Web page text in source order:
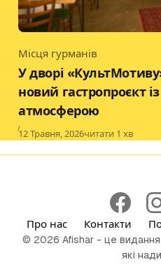
Category
Місця гурманів
У дворі
новий гастропроєкт
атмосферою
Published
12 Травня, 2026читати 1 хв
Про нас Контакти
© 2026 Afishar - це видання
які